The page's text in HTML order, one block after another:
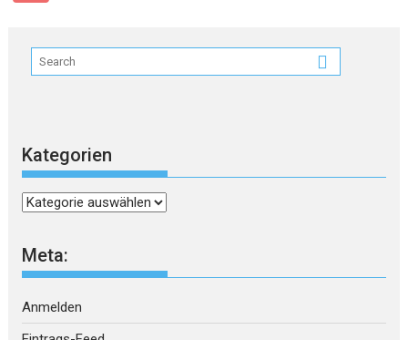
Kategorien
Kategorien
Meta:
Anmelden